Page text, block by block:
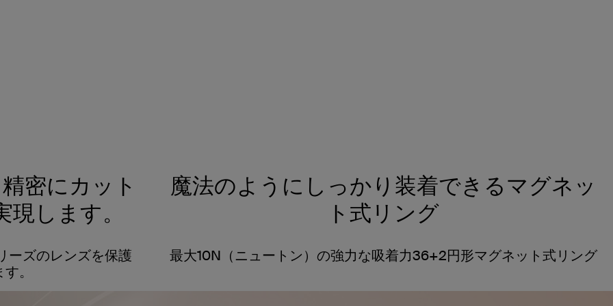
密にカット
します。
ーズのレンズを保護
。
魔法のようにしっかり装着できるマグネッ
ト式リング
最大10N（ニュートン）の強力な吸着力36+2円形マグネット式リング